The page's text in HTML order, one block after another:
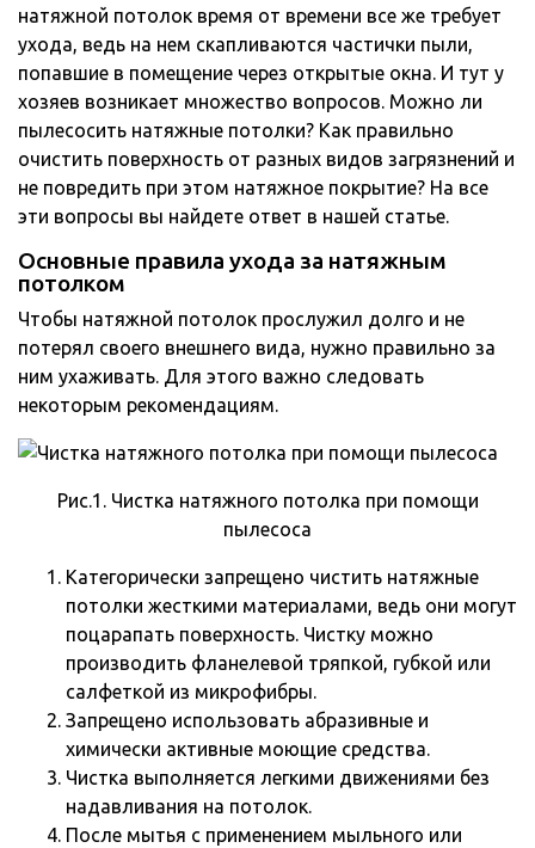
натяжной потолок время от времени все же требует
ухода, ведь на нем скапливаются частички пыли,
попавшие в помещение через открытые окна. И тут у
хозяев возникает множество вопросов. Можно ли
пылесосить натяжные потолки? Как правильно
очистить поверхность от разных видов загрязнений и
не повредить при этом натяжное покрытие? На все
эти вопросы вы найдете ответ в нашей статье.
Основные правила ухода за натяжным
потолком
Чтобы натяжной потолок прослужил долго и не
потерял своего внешнего вида, нужно правильно за
ним ухаживать. Для этого важно следовать
некоторым рекомендациям.
Рис.1. Чистка натяжного потолка при помощи
пылесоса
Категорически запрещено чистить натяжные
потолки жесткими материалами, ведь они могут
поцарапать поверхность. Чистку можно
производить фланелевой тряпкой, губкой или
салфеткой из микрофибры.
Запрещено использовать абразивные и
химически активные моющие средства.
Чистка выполняется легкими движениями без
надавливания на потолок.
После мытья с применением мыльного или